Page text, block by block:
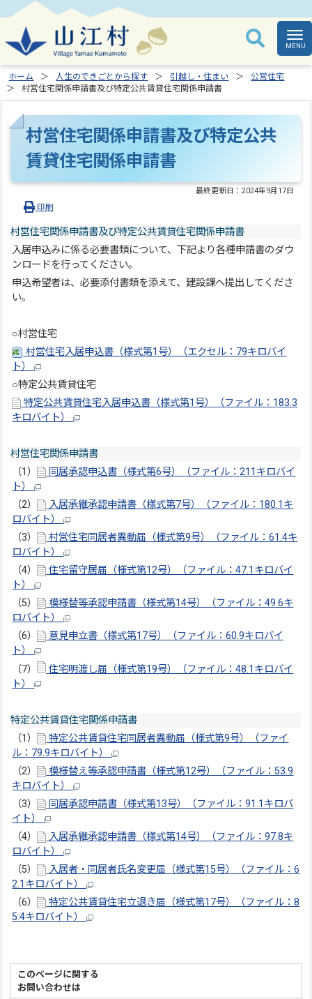
ホーム 人生のできごとから探す 引越し・住まい
公営住宅
村営住宅関係申請書及び特定公共賃貸住宅関係申請書
村営住宅関係申請書及び特定公共
賃貸住宅関係申請書
最終更新日：2024年9月17日
印刷
村営住宅関係申請書及び特定公共賃貸住宅関係申請書
入居申込みに係る必要書類について、下記より各種申請書のダウ
ンロードを行ってください。
申込希望者は、必要添付書類を添えて、建設課へ提出してくださ
い。
○村営住宅
村営住宅入居申込書（様式第1号）（エクセル：79キロバイ
ト）
○特定公共賃貸住宅
特定公共賃貸住宅入居申込書（様式第1号）（ファイル：183.3
キロバイト）
村営住宅関係申請書
（1）
同居承認申込書（様式第6号）（ファイル：211キロバイ
ト）
（2）
入居承継承認申請書（様式第7号）（ファイル：180.1キ
ロバイト）
（3）
村営住宅同居者異動届（様式第9号）（ファイル：61.4キ
ロバイト）
（4）
住宅留守居届（様式第12号）（ファイル：47.1キロバイ
ト）
（5）
模様替等承認申請書（様式第14号）（ファイル：49.6キ
ロバイト）
（6）
意見申立書（様式第17号）（ファイル：60.9キロバイ
ト）
（7）
住宅明渡し届（様式第19号）（ファイル：48.1キロバイ
ト）
特定公共賃貸住宅関係申請書
（1）
特定公共賃貸住宅同居者異動届（様式第9号）（ファイ
ル：79.9キロバイト）
（2）
模様替え等承認申請書（様式第12号）（ファイル：53.9
キロバイト）
（3）
同居承認申請書（様式第13号）（ファイル：91.1キロバ
イト）
（4）
入居承継承認申請書（様式第14号）（ファイル：97.8キ
ロバイト）
（5）
入居者・同居者氏名変更届（様式第15号）（ファイル：6
2.1キロバイト）
（6）
特定公共賃貸住宅立退き届（様式第17号）（ファイル：8
5.4キロバイト）
このページに関する
お問い合わせは